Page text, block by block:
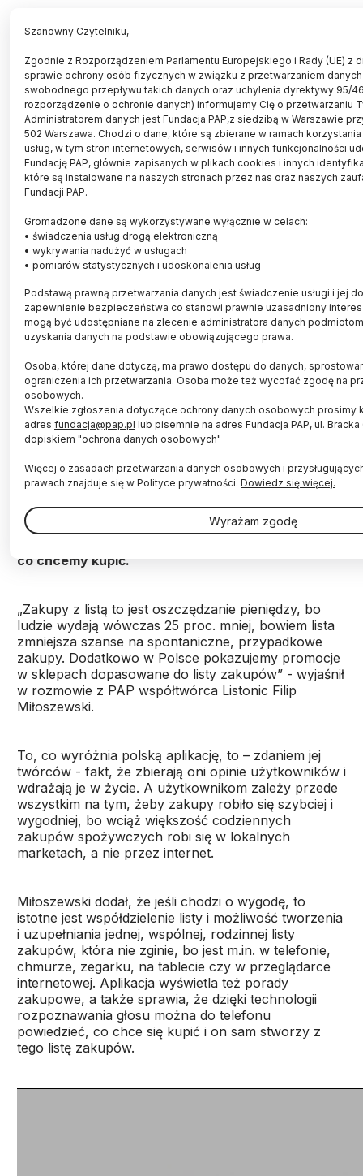
Lista zakupów przyszłości; polska
aplikacja zakupowa ma zawojować
świat
25.06.2017
aktualizacja: 25.06.2017
3 minuty czytania
Fot. Fotolia
Aplikacja zakupowa Listonic stworzona przez
absolwentów Politechniki Łódzkiej to najczęściej
anglojęzycznych. Ma jeszcze kilka innych wersji
językowych i będą kolejne - w tym indonezyjska i
co chcemy kupić.
„Zakupy z listą to jest oszczędzanie pieniędzy, bo
ludzie wydają wówczas 25 proc. mniej, bowiem lista
zmniejsza szanse na spontaniczne, przypadkowe
zakupy. Dodatkowo w Polsce pokazujemy promocje
w sklepach dopasowane do listy zakupów” - wyjaśnił
w rozmowie z PAP współtwórca Listonic Filip
Miłoszewski.
To, co wyróżnia polską aplikację, to – zdaniem jej
twórców - fakt, że zbierają oni opinie użytkowników i
wdrażają je w życie. A użytkownikom zależy przede
wszystkim na tym, żeby zakupy robiło się szybciej i
wygodniej, bo wciąż większość codziennych
zakupów spożywczych robi się w lokalnych
marketach, a nie przez internet.
Miłoszewski dodał, że jeśli chodzi o wygodę, to
istotne jest współdzielenie listy i możliwość tworzenia
i uzupełniania jednej, wspólnej, rodzinnej listy
zakupów, która nie zginie, bo jest m.in. w telefonie,
chmurze, zegarku, na tablecie czy w przeglądarce
internetowej. Aplikacja wyświetla też porady
zakupowe, a także sprawia, że dzięki technologii
rozpoznawania głosu można do telefonu
powiedzieć, co chce się kupić i on sam stworzy z
tego listę zakupów.
Szanowny Czytelniku,
Zgodnie z Rozporządzeniem Parlamentu Europejskiego i Rady (UE) z
sprawie ochrony osób fizycznych w związku z przetwarzaniem
swobodnego przepływu takich danych oraz uchylenia dyrektywy 95/
rozporządzenie o ochronie danych) informujemy Cię o przetwarzaniu
Administratorem danych jest Fundacja PAP,z siedzibą w Warszawie
502 Warszawa. Chodzi o dane, które są zbierane w ramach
usług, w tym stron internetowych, serwisów i innych funkcjonalności
Fundację PAP, głównie zapisanych w plikach cookies i innych
które są instalowane na naszych stronach przez nas oraz naszych
Fundacji PAP.
Gromadzone dane są wykorzystywane wyłącznie w celach:
• świadczenia usług drogą elektroniczną
• wykrywania nadużyć w usługach
• pomiarów statystycznych i udoskonalenia usług
Podstawą prawną przetwarzania danych jest świadczenie usługi i jej
zapewnienie bezpieczeństwa co stanowi prawnie uzasadniony
mogą być udostępniane na zlecenie administratora danych
uzyskania danych na podstawie obowiązującego prawa.
Osoba, której dane dotyczą, ma prawo dostępu do danych,
ograniczenia ich przetwarzania. Osoba może też wycofać zgodę na
osobowych.
Wszelkie zgłoszenia dotyczące ochrony danych osobowych prosimy
adres fundacja@pap.pl lub pisemnie na adres Fundacja PAP, ul.
dopiskiem "ochrona danych osobowych"
Więcej o zasadach przetwarzania danych osobowych i
prawach znajduje się w Polityce prywatności. Dowiedz się więcej.
Wyrażam zgodę